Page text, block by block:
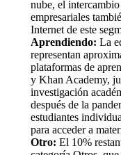
nube, el
empresariales
Internet de este
Aprendiendo: La
representan
plataformas de
y Khan Academy,
investigación
después de la
estudiantes
para acceder a
Otro: El 10%